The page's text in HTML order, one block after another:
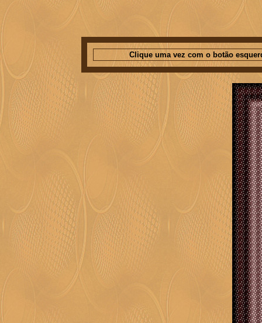
Clique uma vez com o botão